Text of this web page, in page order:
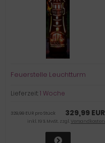
Feuerstelle Leuchtturm
Lieferzeit:1 Woche
329,99 EUR
329,99 EUR pro Stück
inkl. 19 % MwSt. zzgl.Versandkosten